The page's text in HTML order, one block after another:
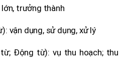
trưởng thành
dụng, sử dụng, xử lý
Động từ): vụ thu hoạch; thu